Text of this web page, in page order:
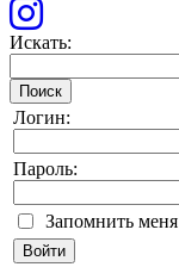
Искать:
Поиск
Логин:
Пароль:
Запомнить меня